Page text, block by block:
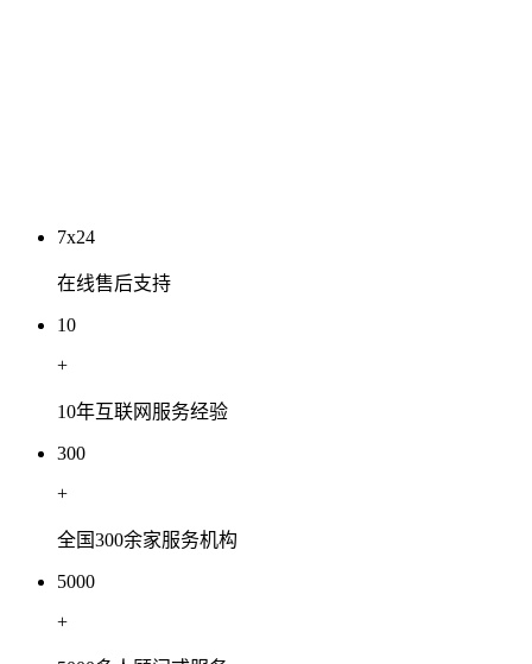
7x24
在线售后支持
10
+
10年互联网服务经验
300
+
全国300余家服务机构
5000
+